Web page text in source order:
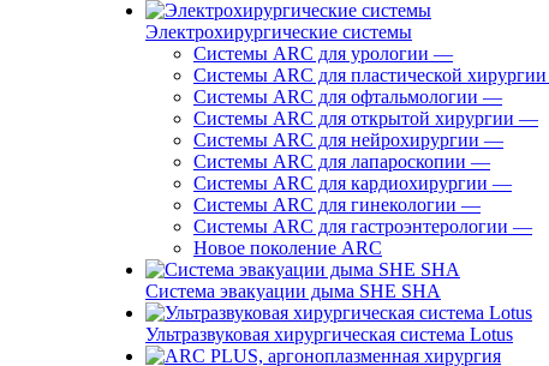
Электрохирургические системы
Системы ARC для урологии —
Системы ARC для пластической хирургии
Системы ARC для офтальмологии —
Системы ARC для открытой хирургии —
Системы ARC для нейрохирургии —
Системы ARC для лапароскопии —
Системы ARC для кардиохирургии —
Системы ARC для гинекологии —
Системы ARC для гастроэнтерологии —
Новое поколение ARC
Система эвакуации дыма SHE SHA
Ультразвуковая хирургическая система Lotus